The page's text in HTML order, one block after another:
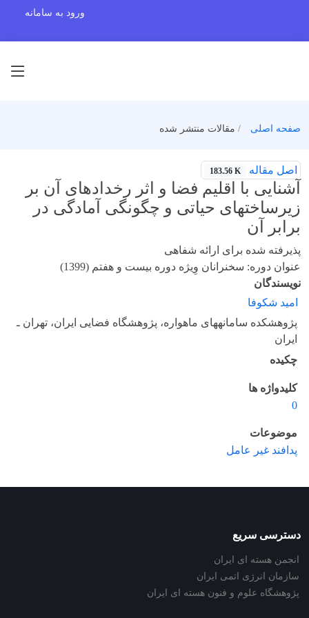
ورود به سامانه
صفحه اصلی مقالات منتشر شده
اصل مقاله 183.56 K
آشنایی با اقلیم فضا و اثر رخدادهای آن بر
زیرساختهای حیاتی و چگونگی آمادگی در
برابر آن
پذیرفته شده برای ارائه شفاهی
عنوان دوره: سخنرانان وِیژه دوره بیست و هفتم (1399)
نویسندگان
امید شکوفا
پژوهشکده سامانههای ماهواره، پژوهشگاه فضایی ایران، تهران ـ
ایران
چکیده
کلیدواژه ها
0
موضوعات
پدافند غیر عامل
دسترسی سریع
انجمن هسته ای ایران
سازمان انرژی اتمی ایران
پژوهشگاه علوم و فنون هسته ای ایران